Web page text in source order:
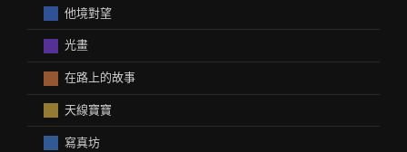
他境對望
光畫
在路上的故事
天線寶寶
寫真坊